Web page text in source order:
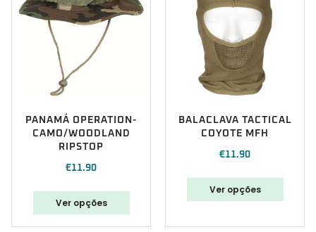
PANAMÁ OPERATION-
CAMO/WOODLAND
RIPSTOP
€11.90
Ver opções
BALACLAVA TACTICAL
COYOTE MFH
€11.90
Ver opções